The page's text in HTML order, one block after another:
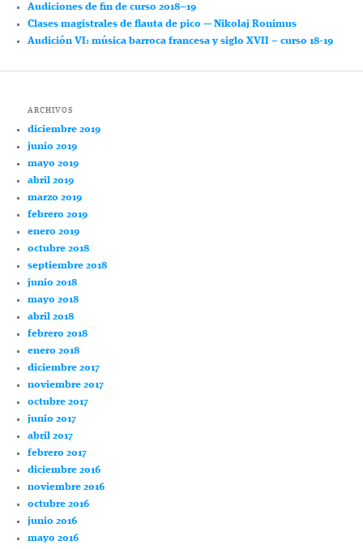
Audiciones de fin de curso 2018–19
Clases magistrales de flauta de pico — Nikolaj Ronimus
Audición VI: música barroca francesa y siglo XVII – curso 18-19
ARCHIVOS
diciembre 2019
junio 2019
mayo 2019
abril 2019
marzo 2019
febrero 2019
enero 2019
octubre 2018
septiembre 2018
junio 2018
mayo 2018
abril 2018
febrero 2018
enero 2018
diciembre 2017
noviembre 2017
octubre 2017
junio 2017
abril 2017
febrero 2017
diciembre 2016
noviembre 2016
octubre 2016
junio 2016
mayo 2016